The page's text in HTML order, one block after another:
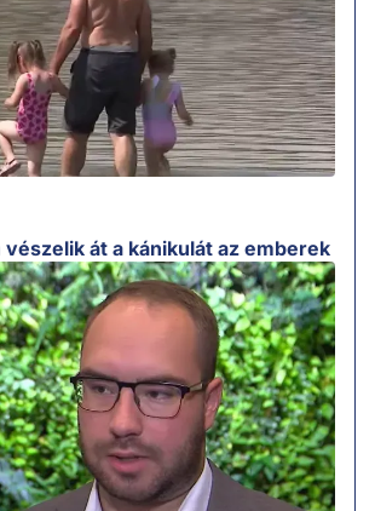
át a kánikulát az emberek